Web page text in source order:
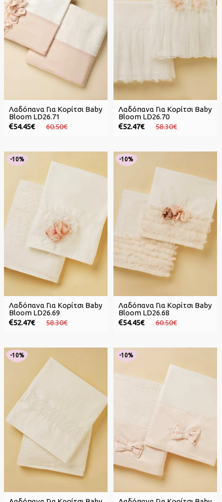
Λαδόπανα Για Κορίτσι Baby
Bloom LD26.71
54.45€
60.50€
Λαδόπανα Για Κορίτσι Baby
Bloom LD26.70
52.47€
58.30€
-10%
Λαδόπανα Για Κορίτσι Baby
Bloom LD26.69
52.47€
58.30€
-10%
Λαδόπανα Για Κορίτσι Baby
Bloom LD26.68
54.45€
60.50€
-10% -10%